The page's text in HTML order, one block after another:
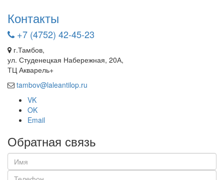
Контакты
+7 (4752) 42-45-23
г.Тамбов,
ул. Студенецкая Набережная, 20А,
ТЦ Акварель+
tambov@laleantilop.ru
VK
OK
Email
Обратная связь